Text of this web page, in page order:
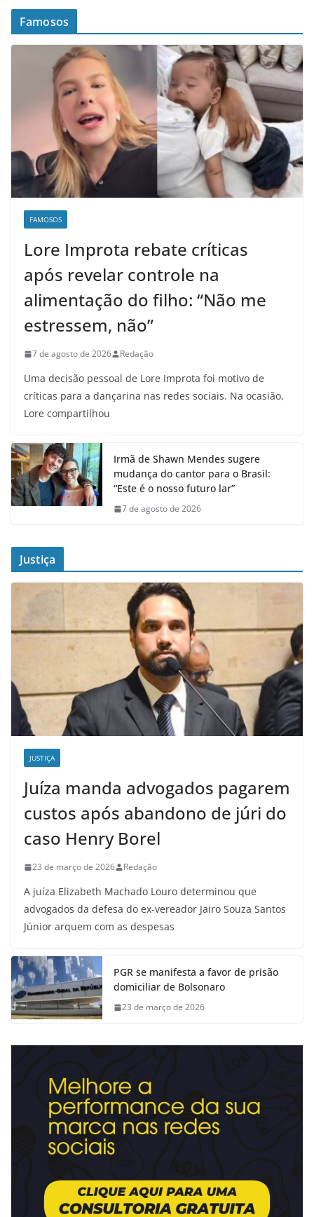
Famosos
FAMOSOS
Lore Improta rebate críticas
após revelar controle na
alimentação do filho: “Não me
estressem, não”
7 de agosto de 2026 Redação
Uma decisão pessoal de Lore Improta foi motivo de
críticas para a dançarina nas redes sociais. Na ocasião,
Lore compartilhou
Irmã de Shawn Mendes sugere
mudança do cantor para o Brasil:
“Este é o nosso futuro lar”
7 de agosto de 2026
Justiça
JUSTIÇA
Juíza manda advogados pagarem
custos após abandono de júri do
caso Henry Borel
23 de março de 2026 Redação
A juíza Elizabeth Machado Louro determinou que
advogados da defesa do ex-vereador Jairo Souza Santos
Júnior arquem com as despesas
PGR se manifesta a favor de prisão
domiciliar de Bolsonaro
23 de março de 2026